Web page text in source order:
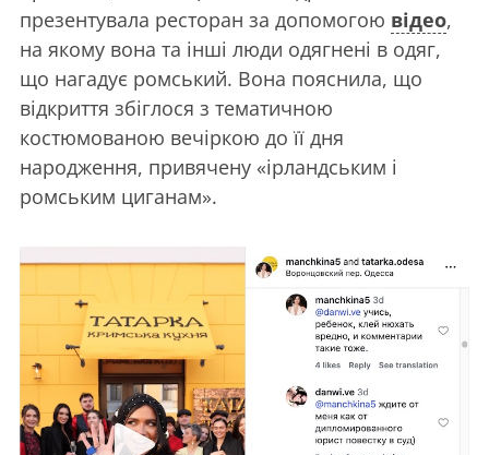
презентувала ресторан за допомогою відео,
на якому вона та інші люди одягнені в одяг,
що нагадує ромський. Вона пояснила, що
відкриття збіглося з тематичною
костюмованою вечіркою до її дня
народження, привячену «ірландським і
ромським циганам».